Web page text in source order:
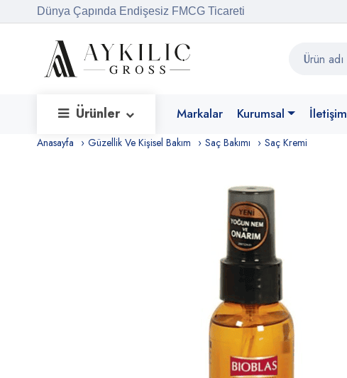
Dünya Çapında Endişesiz FMCG Ticareti
Ürünler Markalar Kurumsal İletişim
Anasayfa Güzellik Ve Kişisel Bakım Saç Bakımı Saç Kremi